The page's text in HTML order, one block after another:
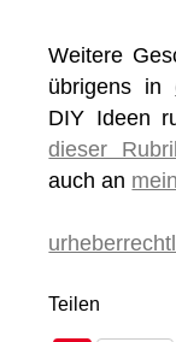
Weitere
übrigens in
DIY Ideen
dieser
auch an
Teilen